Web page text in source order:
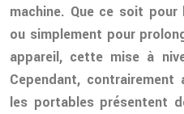
machine. Que ce soit
ou simplement pour
appareil, cette mise à
Cependant,
les portables présentent